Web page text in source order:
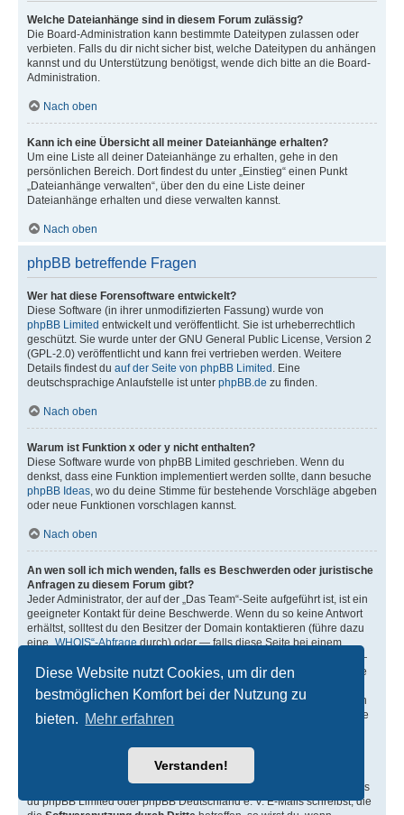
Diese Website nutzt Cookies, um dir den
bestmöglichen Komfort bei der Nutzung zu
bieten. Mehr erfahren
Verstanden!
Welche Dateianhänge sind in diesem Forum zulässig?
Die Board-Administration kann bestimmte Dateitypen zulassen oder
verbieten. Falls du dir nicht sicher bist, welche Dateitypen du anhängen
kannst und du Unterstützung benötigst, wende dich bitte an die Board-
Administration.
Nach oben
Kann ich eine Übersicht all meiner Dateianhänge erhalten?
Um eine Liste all deiner Dateianhänge zu erhalten, gehe in den
persönlichen Bereich. Dort findest du unter „Einstieg“ einen Punkt
„Dateianhänge verwalten“, über den du eine Liste deiner
Dateianhänge erhalten und diese verwalten kannst.
Nach oben
phpBB betreffende Fragen
Wer hat diese Forensoftware entwickelt?
Diese Software (in ihrer unmodifizierten Fassung) wurde von
phpBB Limited entwickelt und veröffentlicht. Sie ist urheberrechtlich
geschützt. Sie wurde unter der GNU General Public License, Version 2
(GPL-2.0) veröffentlicht und kann frei vertrieben werden. Weitere
Details findest du auf der Seite von phpBB Limited . Eine
deutschsprachige Anlaufstelle ist unter phpBB.de zu finden.
Nach oben
Warum ist Funktion x oder y nicht enthalten?
Diese Software wurde von phpBB Limited geschrieben. Wenn du
denkst, dass eine Funktion implementiert werden sollte, dann besuche
phpBB Ideas, wo du deine Stimme für bestehende Vorschläge abgeben
oder neue Funktionen vorschlagen kannst.
Nach oben
An wen soll ich mich wenden, falls es Beschwerden oder juristische
Anfragen zu diesem Forum gibt?
Jeder Administrator, der auf der „Das Team“-Seite aufgeführt ist, ist ein
geeigneter Kontakt für deine Beschwerde. Wenn du so keine Antwort
erhältst, solltest du den Besitzer der Domain kontaktieren (führe dazu
eine„WHOIS“-Abfragedurch) oder — falls diese Seite bei einem
kostenlosen Webhoster wie z. B. Yahoo!, free.fr, funpic.de usw. liegt —
den Support oder den Abuse-Kontakt des betreffenden Dienstes. Bitte
beachte, dass phpBB Limited (phpBB.com) und phpBB Deutschland
e. V. (phpBB.de) absolut keinen Einfluss auf die Benutzung oder den
oder die Benutzer der Forensoftware haben und dafür in keiner Weise
zur Verantwortung herangezogen werden können. Kontaktiere daher
mit jeglichen juristischen Fragen (Unterlassungserklärungen,
sich nicht direkt
phpbb.com, phpbb.de oder die phpBB-Software selbst beziehen. Falls
du phpBB Limited oder phpBB Deutschland e. V. E-Mails schreibst, die